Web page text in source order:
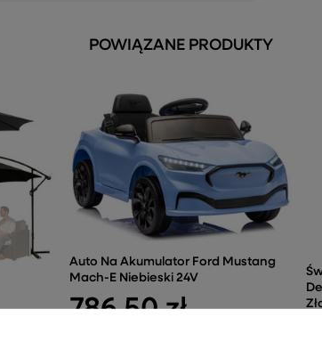
POWIĄZANE PRODUKTY
Auto Na Akumulator Ford Mustang
Mach-E Niebieski 24V
786,50 zł